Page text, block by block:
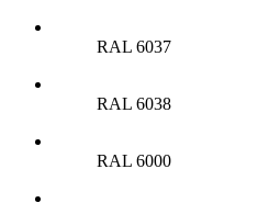
RAL 6037
RAL 6038
RAL 6000